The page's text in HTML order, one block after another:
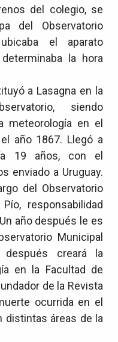
del colegio, se
del Observatorio
el aparato
la hora
a Lasagna en la
siendo
meteorología en el
año 1867. Llegó a
19 años, con el
enviado a Uruguay.
del Observatorio
responsabilidad
año después le es
Municipal
creará la
en la Facultad de
de la Revista
ocurrida en el
distintas áreas de la